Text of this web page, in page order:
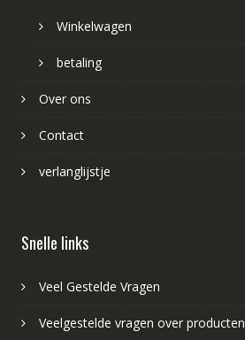
Winkelwagen
betaling
Over ons
Contact
verlanglijstje
Snelle links
Veel Gestelde Vragen
Veelgestelde vragen over producten